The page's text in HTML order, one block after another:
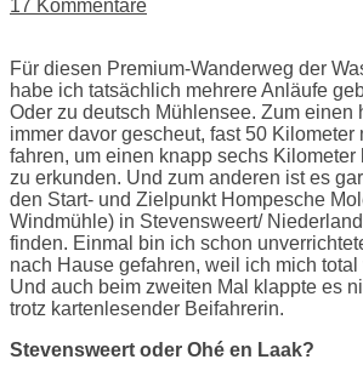
17 Kommentare
Für diesen Premium-Wanderweg der
habe ich tatsächlich mehrere Anläufe
Oder zu deutsch Mühlensee. Zum einen
immer davor gescheut, fast 50 Kilometer
fahren, um einen knapp sechs Kilometer
zu erkunden. Und zum anderen ist es
den Start- und Zielpunkt Hompesche
Windmühle) in Stevensweert/
finden. Einmal bin ich schon
nach Hause gefahren, weil ich mich total
Und auch beim zweiten Mal klappte es
trotz kartenlesender Beifahrerin.
Stevensweert oder Ohé en Laak?